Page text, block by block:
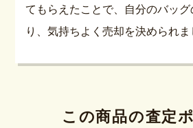
てもらえたことで、自分のバッ
り、気持ちよく売却を決められま
この商品の査定